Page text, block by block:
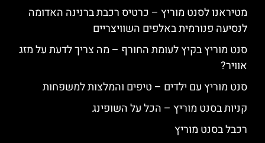
מטיראנו לסנט מוריץ – כרטיס רכבת ברנינה האדומה
לנסיעה פנורמית באלפים השוויצריים
סנט מוריץ בקיץ לעומת החורף – מה צריך לדעת על מזג
אוויר?
סנט מוריץ עם ילדים – טיפים והמלצות למשפחות
קניות בסנט מוריץ – הכל על השופינג
רכבל בסנט מוריץ